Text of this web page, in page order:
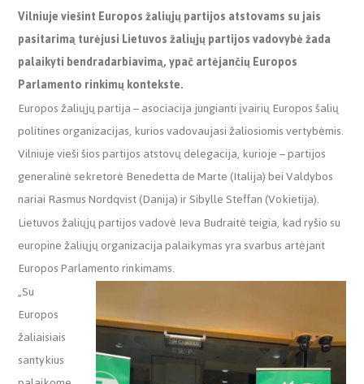
Vilniuje viešint Europos žaliųjų partijos atstovams su jais
pasitarimą turėjusi Lietuvos žaliųjų partijos vadovybė žada
palaikyti bendradarbiavimą, ypač artėjančių Europos
Parlamento rinkimų kontekste.
Europos žaliųjų partija – asociacija jungianti įvairių Europos šalių
politines organizacijas, kurios vadovaujasi žaliosiomis vertybėmis.
Vilniuje vieši šios partijos atstovų delegacija, kurioje – partijos
generalinė sekretorė Benedetta de Marte (Italija) bei Valdybos
nariai Rasmus Nordqvist (Danija) ir Sibylle Steffan (Vokietija).
Lietuvos žaliųjų partijos vadovė Ieva Budraitė teigia, kad ryšio su
europine žaliųjų organizacija palaikymas yra svarbus artėjant
Europos Parlamento rinkimams.
„Su
Europos
žaliaisiais
santykius